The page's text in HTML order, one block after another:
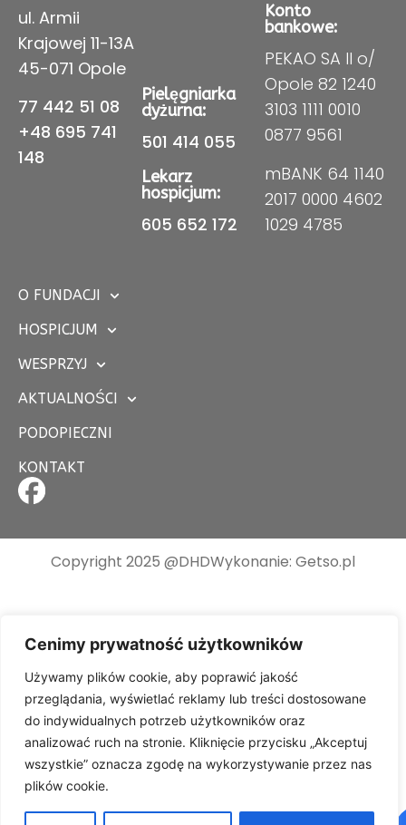
Cenimy prywatność użytkowników
Używamy plików cookie, aby poprawić jakość
przeglądania, wyświetlać reklamy lub treści dostosowane
do indywidualnych potrzeb użytkowników oraz
analizować ruch na stronie. Kliknięcie przycisku „Akceptuj
wszystkie” oznacza zgodę na wykorzystywanie przez nas
plików cookie.
ul. Armii
Krajowej 11-13A
45-071 Opole
77 442 51 08
+48 695 741
148
Pielęgniarka
dyżurna:
501 414 055
Lekarz
hospicjum:
605 652 172
Konto
bankowe:
PEKAO SA II o/
Opole 82 1240
3103 1111 0010
0877 9561
mBANK 64 1140
2017 0000 4602
1029 4785
O FUNDACJI
HOSPICJUM
WESPRZYJ
AKTUALNOŚCI
PODOPIECZNI
KONTAKT
Copyright 2025 @DHDWykonanie: Getso.pl